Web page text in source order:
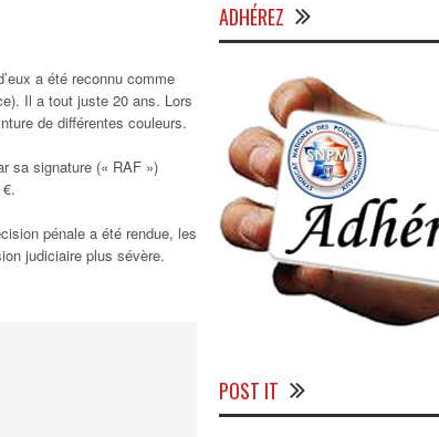
a été reconnu comme
Il a tout juste 20 ans. Lors
de différentes couleurs.
sa signature (« RAF »)
pénale a été rendue, les
judiciaire plus sévère.
ADHÉREZ
POST IT